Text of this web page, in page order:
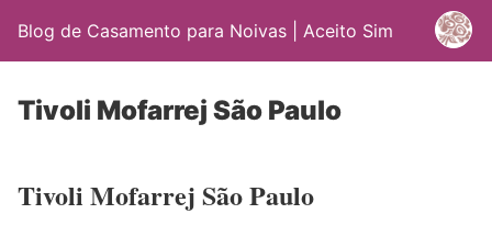
Blog de Casamento para Noivas | Aceito Sim
Tivoli Mofarrej São Paulo
Tivoli Mofarrej São Paulo